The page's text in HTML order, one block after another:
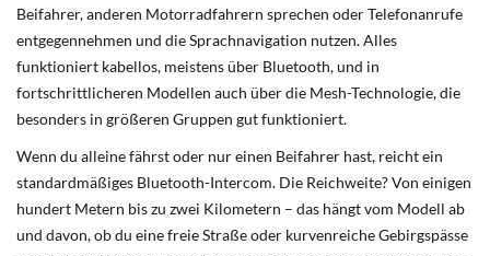
Beifahrer, anderen Motorradfahrern sprechen oder Telefonanrufe
entgegennehmen und die Sprachnavigation nutzen. Alles
funktioniert kabellos, meistens über Bluetooth, und in
fortschrittlicheren Modellen auch über die Mesh-Technologie, die
besonders in größeren Gruppen gut funktioniert.
Wenn du alleine fährst oder nur einen Beifahrer hast, reicht ein
standardmäßiges Bluetooth-Intercom. Die Reichweite? Von einigen
hundert Metern bis zu zwei Kilometern – das hängt vom Modell ab
und davon, ob du eine freie Straße oder kurvenreiche Gebirgspässe